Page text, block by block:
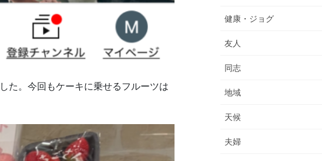
た。今回もケーキに乗せるフルーツは
健康・ジョグ
友人
同志
地域
天候
夫婦